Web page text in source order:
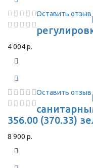
Оставить отзыв
4 004 р.
Оставить отзыв
356.00 (370.33)
8 900 р.